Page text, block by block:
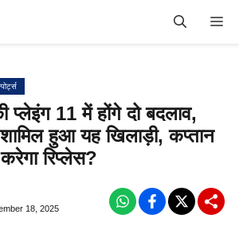
प्लेइंग 11 में होंगे दो बदलाव,
हुआ यह खिलाड़ी, कप्तान
रिप्लेस?
18, 2025